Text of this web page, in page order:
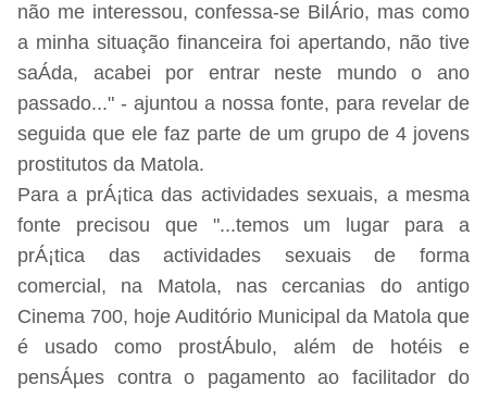
não me interessou, confessa-se BilÁrio, mas como
a minha situação financeira foi apertando, não tive
saÁda, acabei por entrar neste mundo o ano
passado..." - ajuntou a nossa fonte, para revelar de
seguida que ele faz parte de um grupo de 4 jovens
prostitutos da Matola.
Para a prÁ¡tica das actividades sexuais, a mesma
fonte precisou que "...temos um lugar para a
prÁ¡tica das actividades sexuais de forma
comercial, na Matola, nas cercanias do antigo
Cinema 700, hoje Auditório Municipal da Matola que
é usado como prostÁbulo, além de hotéis e
pensÁµes contra o pagamento ao facilitador do